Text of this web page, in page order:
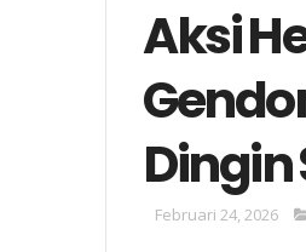
Aksi
Dingin
Februari 24, 2026